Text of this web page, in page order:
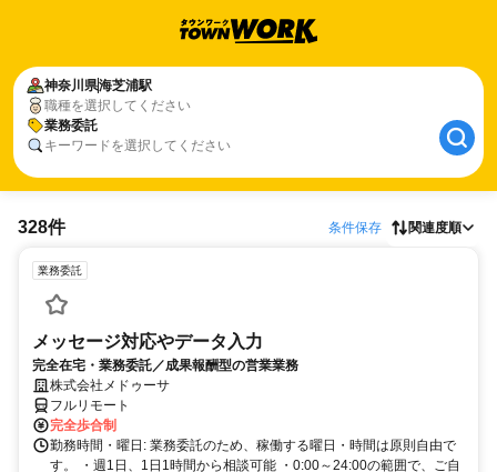
神奈川県海芝浦駅
職種を選択してください
業務委託
キーワードを選択してください
328件 条件保存 関連度順
業務委託
メッセージ対応やデータ入力
完全在宅・業務委託／成果報酬型の営業業務
株式会社メドゥーサ
フルリモート
完全歩合制
勤務時間・曜日: 業務委託のため、稼働する曜日・時間は原則自由で
す。 ・週1日、1日1時間から相談可能 ・0:00～24:00の範囲で、ご自